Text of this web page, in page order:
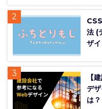
法 (
ザ
【
デ
は？